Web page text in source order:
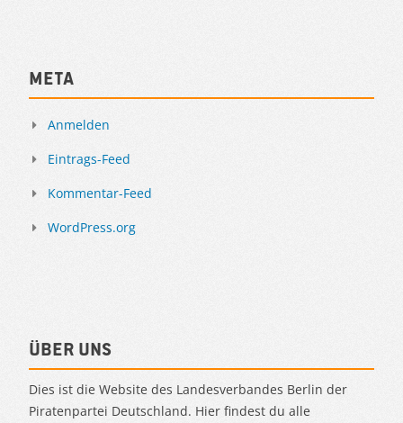
Meta
Anmelden
Eintrags-Feed
Kommentar-Feed
WordPress.org
Über uns
Dies ist die Website des Landesverbandes Berlin der
Piratenpartei Deutschland. Hier findest du alle